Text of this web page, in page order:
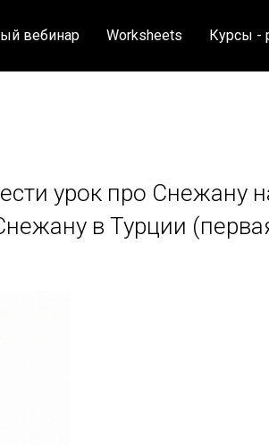
вебинар Worksheets Курсы -
урок про Снежану
в Турции